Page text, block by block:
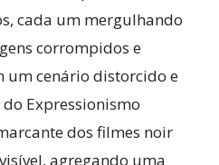
cada um mergulhando
corrompidos e
um cenário distorcido e
Expressionismo
dos filmes noir
agregando uma